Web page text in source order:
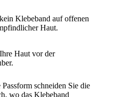
Klebeband auf offenen
Haut.
Haut vor der
Passform schneiden Sie die
wo das Klebeband